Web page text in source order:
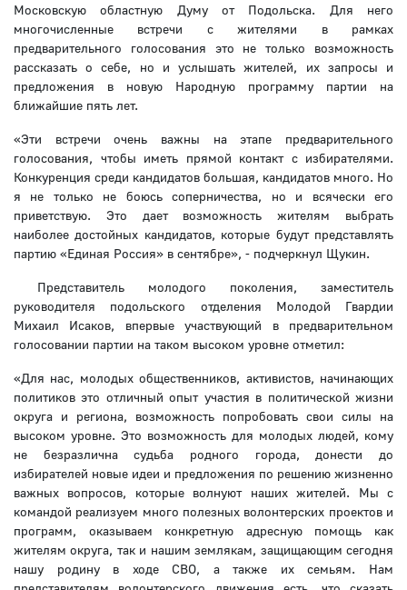
Московскую областную Думу от Подольска. Для него
многочисленные встречи с жителями в рамках
предварительного голосования это не только возможность
рассказать о себе, но и услышать жителей, их запросы и
предложения в новую Народную программу партии на
ближайшие пять лет.
«Эти встречи очень важны на этапе предварительного
голосования, чтобы иметь прямой контакт с избирателями.
Конкуренция среди кандидатов большая, кандидатов много. Но
я не только не боюсь соперничества, но и всячески его
приветствую. Это дает возможность жителям выбрать
наиболее достойных кандидатов, которые будут представлять
партию «Единая Россия» в сентябре», - подчеркнул Щукин.
Представитель молодого поколения, заместитель
руководителя подольского отделения Молодой Гвардии
Михаил Исаков, впервые участвующий в предварительном
голосовании партии на таком высоком уровне отметил:
«Для нас, молодых общественников, активистов, начинающих
политиков это отличный опыт участия в политической жизни
округа и региона, возможность попробовать свои силы на
высоком уровне. Это возможность для молодых людей, кому
не безразлична судьба родного города, донести до
избирателей новые идеи и предложения по решению жизненно
важных вопросов, которые волнуют наших жителей. Мы с
командой реализуем много полезных волонтерских проектов и
программ, оказываем конкретную адресную помощь как
жителям округа, так и нашим землякам, защищающим сегодня
нашу родину в ходе СВО, а также их семьям. Нам